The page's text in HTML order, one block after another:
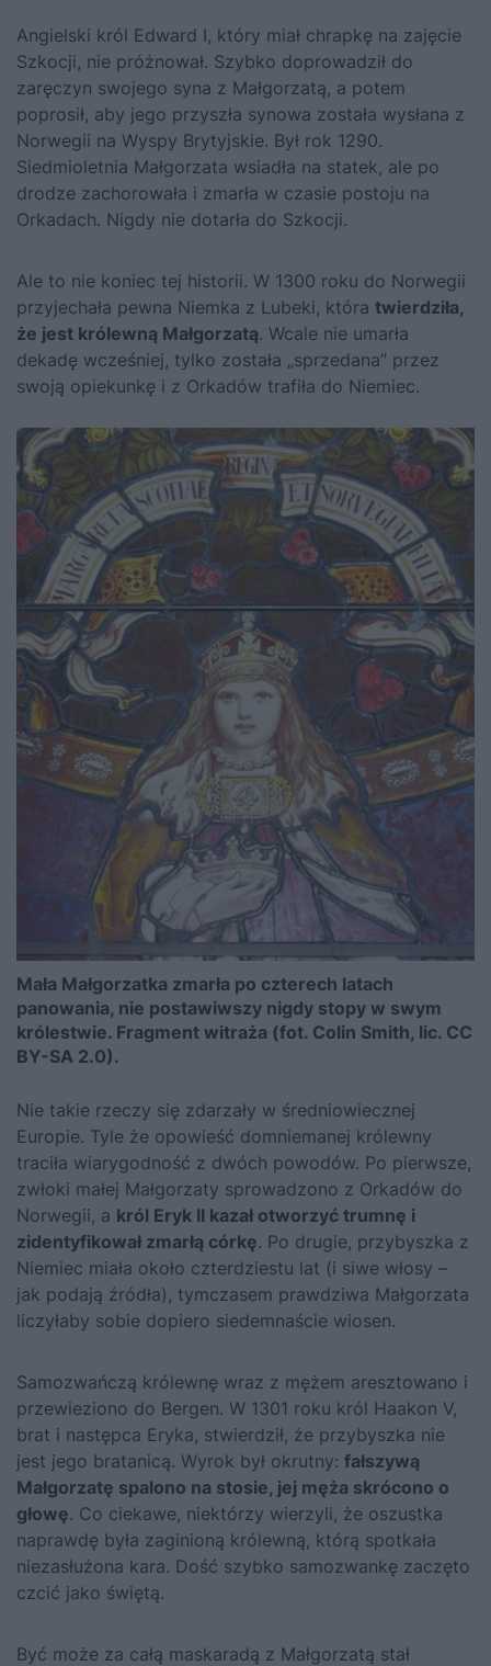
Angielski król Edward I, który miał chrapkę na zajęcie
Szkocji, nie próżnował. Szybko doprowadził do
zaręczyn swojego syna z Małgorzatą, a potem
poprosił, aby jego przyszła synowa została wysłana z
Norwegii na Wyspy Brytyjskie. Był rok 1290.
Siedmioletnia Małgorzata wsiadła na statek, ale po
drodze zachorowała i zmarła w czasie postoju na
Orkadach. Nigdy nie dotarła do Szkocji.
Ale to nie koniec tej historii. W 1300 roku do Norwegii
przyjechała pewna Niemka z Lubeki, która twierdziła,
że jest królewną Małgorzatą. Wcale nie umarła
dekadę wcześniej, tylko została „sprzedana” przez
swoją opiekunkę i z Orkadów trafiła do Niemiec.
Mała Małgorzatka zmarła po czterech latach
panowania, nie postawiwszy nigdy stopy w swym
królestwie. Fragment witraża (fot. Colin Smith, lic. CC
BY-SA 2.0).
Nie takie rzeczy się zdarzały w średniowiecznej
Europie. Tyle że opowieść domniemanej królewny
traciła wiarygodność z dwóch powodów. Po pierwsze,
zwłoki małej Małgorzaty sprowadzono z Orkadów do
Norwegii, a król Eryk II kazał otworzyć trumnę i
zidentyfikował zmarłą córkę. Po drugie, przybyszka z
Niemiec miała około czterdziestu lat (i siwe włosy –
jak podają źródła), tymczasem prawdziwa Małgorzata
liczyłaby sobie dopiero siedemnaście wiosen.
Samozwańczą królewnę wraz z mężem aresztowano i
przewieziono do Bergen. W 1301 roku król Haakon V,
brat i następca Eryka, stwierdził, że przybyszka nie
jest jego bratanicą. Wyrok był okrutny: fałszywą
Małgorzatę spalono na stosie, jej męża skrócono o
głowę. Co ciekawe, niektórzy wierzyli, że oszustka
naprawdę była zaginioną królewną, którą spotkała
niezasłużona kara. Dość szybko samozwankę zaczęto
czcić jako świętą.
Być może za całą maskaradą z Małgorzatą stał